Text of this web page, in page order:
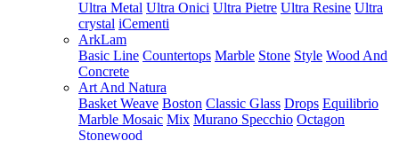
Ultra Metal Ultra Onici Ultra Pietre Ultra Resine Ultra
crystal iCementi
ArkLam
Basic Line Countertops Marble Stone Style Wood And
Concrete
Art And Natura
Basket Weave Boston Classic Glass Drops Equilibrio
Marble Mosaic Mix Murano Specchio Octagon
Stonewood